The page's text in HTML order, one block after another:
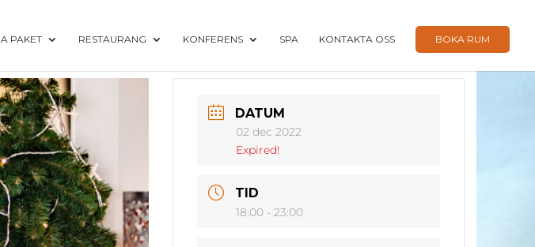
PAKET RESTAURANG KONFERENS SPA KONTAKTA OSS BOKA RUM
DATUM
02 dec 2022
Expired!
TID
18:00 - 23:00